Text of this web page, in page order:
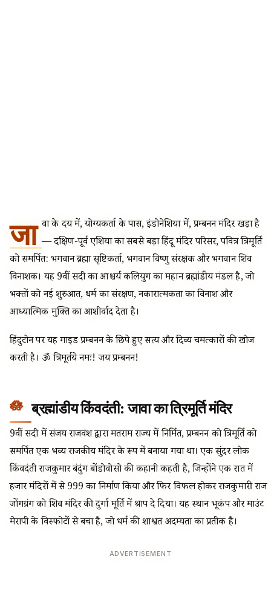
जा वा के हृदय में, योग्यकर्ता के पास, इंडोनेशिया में, प्रम्बनन मंदिर खड़ा है
— दक्षिण-पूर्व एशिया का सबसे बड़ा हिंदू मंदिर परिसर, पवित्र त्रिमूर्ति
को समर्पित: भगवान ब्रह्मा सृष्टिकर्ता, भगवान विष्णु संरक्षक और भगवान शिव
विनाशक। यह 9वीं सदी का आश्चर्य कलियुग का महान ब्रह्मांडीय मंडल है, जो
भक्तों को नई शुरुआत, धर्म का संरक्षण, नकारात्मकता का विनाश और
आध्यात्मिक मुक्ति का आशीर्वाद देता है।
हिंदुटोन पर यह गाइड प्रम्बनन के छिपे हुए सत्य और दिव्य चमत्कारों की खोज
करती है। ॐ त्रिमूर्तये नमः! जय प्रम्बनन!
ब्रह्मांडीय किंवदंती: जावा का त्रिमूर्ति मंदिर
9वीं सदी में संजय राजवंश द्वारा मतराम राज्य में निर्मित, प्रम्बनन को त्रिमूर्ति को
समर्पित एक भव्य राजकीय मंदिर के रूप में बनाया गया था। एक सुंदर लोक
किंवदंती राजकुमार बंदुंग बोंडोवोसो की कहानी कहती है, जिन्होंने एक रात में
हजार मंदिरों में से 999 का निर्माण किया और फिर विफल होकर राजकुमारी राज
जोंगग्रंग को शिव मंदिर की दुर्गा मूर्ति में श्राप दे दिया। यह स्थान भूकंप और माउंट
मेरापी के विस्फोटों से बचा है, जो धर्म की शाश्वत अदम्यता का प्रतीक है।
ADVERTISEMENT